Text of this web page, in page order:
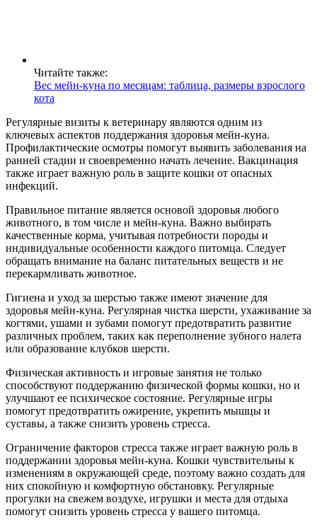
Читайте также:
Вес мейн-куна по месяцам: таблица, размеры взрослого
кота
Регулярные визиты к ветеринару являются одним из
ключевых аспектов поддержания здоровья мейн-куна.
Профилактические осмотры помогут выявить заболевания на
ранней стадии и своевременно начать лечение. Вакцинация
также играет важную роль в защите кошки от опасных
инфекций.
Правильное питание является основой здоровья любого
животного, в том числе и мейн-куна. Важно выбирать
качественные корма, учитывая потребности породы и
индивидуальные особенности каждого питомца. Следует
обращать внимание на баланс питательных веществ и не
перекармливать животное.
Гигиена и уход за шерстью также имеют значение для
здоровья мейн-куна. Регулярная чистка шерсти, ухаживание за
когтями, ушами и зубами помогут предотвратить развитие
различных проблем, таких как переполнение зубного налета
или образование клубков шерсти.
Физическая активность и игровые занятия не только
способствуют поддержанию физической формы кошки, но и
улучшают ее психическое состояние. Регулярные игры
помогут предотвратить ожирение, укрепить мышцы и
суставы, а также снизить уровень стресса.
Ограничение факторов стресса также играет важную роль в
поддержании здоровья мейн-куна. Кошки чувствительны к
изменениям в окружающей среде, поэтому важно создать для
них спокойную и комфортную обстановку. Регулярные
прогулки на свежем воздухе, игрушки и места для отдыха
помогут снизить уровень стресса у вашего питомца.